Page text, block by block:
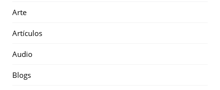
Arte
Artículos
Audio
Blogs